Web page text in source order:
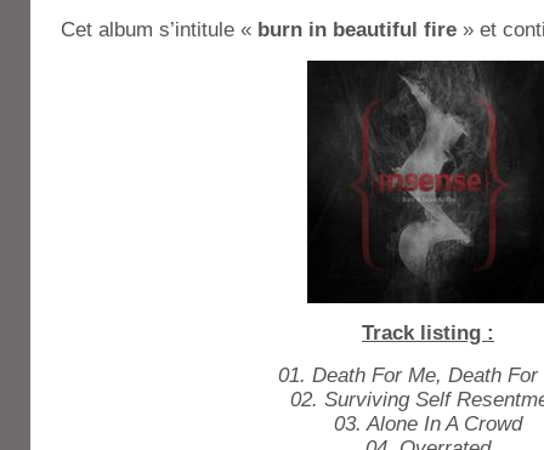
Cet album s’intitule « burn in beautiful fire » et
Track listing :
01. Death For Me, Death For
02. Surviving Self
03. Alone In A Crowd